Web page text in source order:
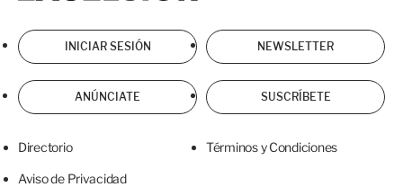
INICIAR SESIÓN NEWSLETTER
ANÚNCIATE SUSCRÍBETE
Directorio Términos y Condiciones
Aviso de Privacidad